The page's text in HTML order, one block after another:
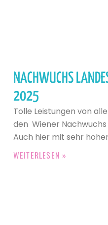
NACHWUCHS
2025
Tolle Leistungen von
den Wiener
Auch hier mit sehr
WEITERLESEN »